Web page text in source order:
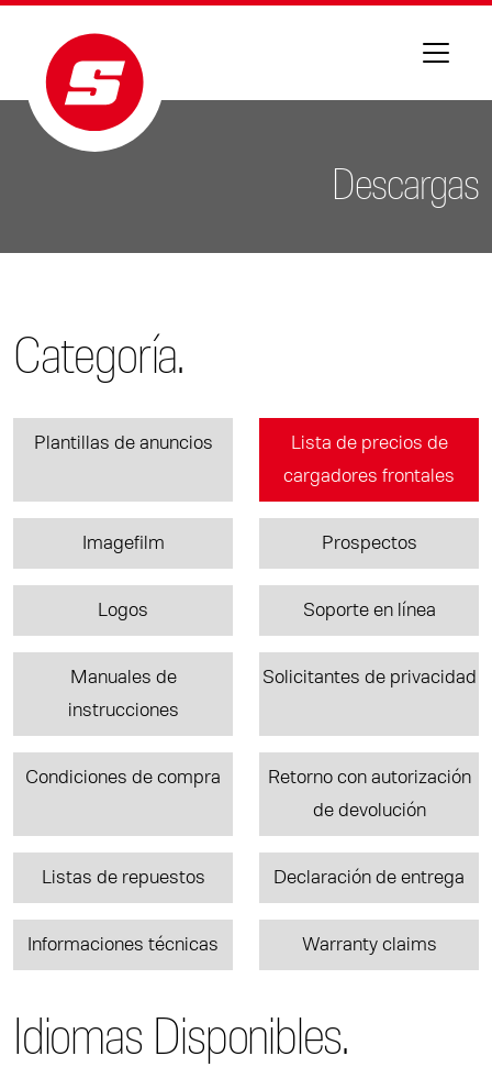
Descargas
Categoría.
Plantillas de anuncios
Lista de precios de
cargadores frontales
Imagefilm Prospectos
Logos Soporte en línea
Manuales de
instrucciones
Solicitantes de privacidad
Condiciones de compra
Retorno con autorización
de devolución
Listas de repuestos Declaración de entrega
Informaciones técnicas Warranty claims
Idiomas Disponibles.